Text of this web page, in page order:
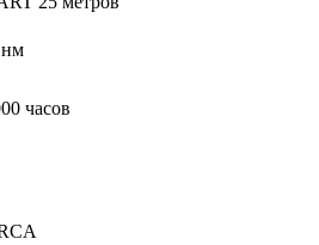
нм
часов